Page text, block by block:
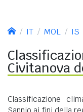
IT MOL IS
Civitanova
Classificazione